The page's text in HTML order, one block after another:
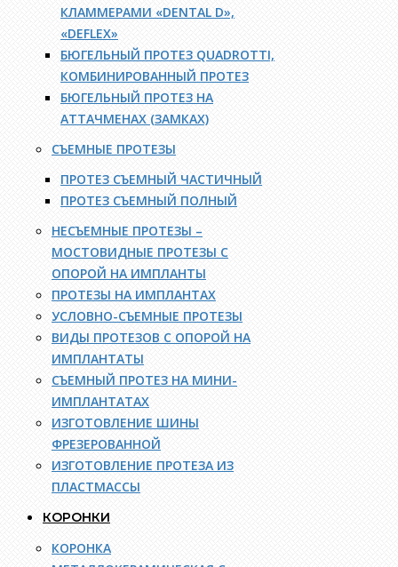
КЛАММЕРАМИ «DENTAL D»,
«DEFLEX»
БЮГЕЛЬНЫЙ ПРОТЕЗ QUADROTTI,
КОМБИНИРОВАННЫЙ ПРОТЕЗ
БЮГЕЛЬНЫЙ ПРОТЕЗ НА
АТТАЧМЕНАХ (ЗАМКАХ)
СЪЕМНЫЕ ПРОТЕЗЫ
ПРОТЕЗ СЪЕМНЫЙ ЧАСТИЧНЫЙ
ПРОТЕЗ СЪЕМНЫЙ ПОЛНЫЙ
НЕСЪЕМНЫЕ ПРОТЕЗЫ –
МОСТОВИДНЫЕ ПРОТЕЗЫ С
ОПОРОЙ НА ИМПЛАНТЫ
ПРОТЕЗЫ НА ИМПЛАНТАХ
УСЛОВНО-СЪЕМНЫЕ ПРОТЕЗЫ
ВИДЫ ПРОТЕЗОВ С ОПОРОЙ НА
ИМПЛАНТАТЫ
СЪЕМНЫЙ ПРОТЕЗ НА МИНИ-
ИМПЛАНТАТАХ
ИЗГОТОВЛЕНИЕ ШИНЫ
ФРЕЗЕРОВАННОЙ
ИЗГОТОВЛЕНИЕ ПРОТЕЗА ИЗ
ПЛАСТМАССЫ
КОРОНКИ
КОРОНКА